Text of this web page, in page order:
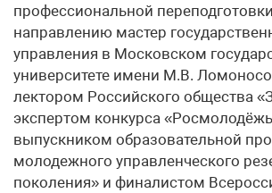
профессиональной
направлению мастер
управления в Московском
университете имени М.В.
лектором Российского общества
экспертом конкурса
выпускником образовательной
молодежного управленческого
поколения» и финалистом